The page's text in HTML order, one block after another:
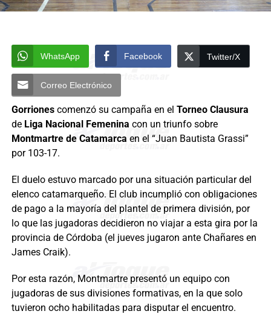
WhatsApp Facebook Twitter/X
Correo Electrónico
Gorriones comenzó su campaña en el Torneo Clausura
de Liga Nacional Femenina con un triunfo sobre
Montmartre de Catamarca en el “Juan Bautista Grassi”
por 103-17.
El duelo estuvo marcado por una situación particular del
elenco catamarqueño. El club incumplió con obligaciones
de pago a la mayoría del plantel de primera división, por
lo que las jugadoras decidieron no viajar a esta gira por la
provincia de Córdoba (el jueves jugaron ante Chañares en
James Craik).
Por esta razón, Montmartre presentó un equipo con
jugadoras de sus divisiones formativas, en la que solo
tuvieron ocho habilitadas para disputar el encuentro.